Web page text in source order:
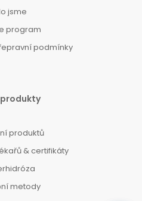
jsme
program
podmínky
produkty
produktů
& certifikáty
metody